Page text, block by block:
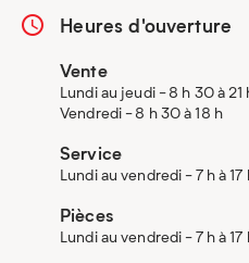
Heures d'ouverture
Vente
Lundi au jeudi - 8 h 30 à 21
Vendredi - 8 h 30 à 18 h
Service
Lundi au vendredi - 7 h à 17
Pièces
Lundi au vendredi - 7 h à 17